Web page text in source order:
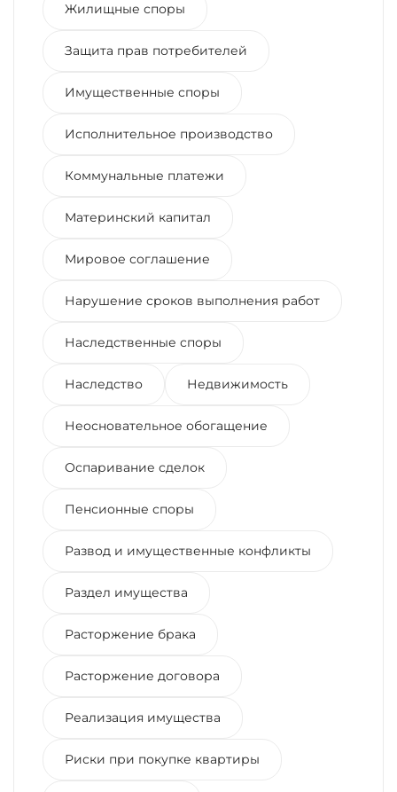
Жилищные споры
Защита прав потребителей
Имущественные споры
Исполнительное производство
Коммунальные платежи
Материнский капитал
Мировое соглашение
Нарушение сроков выполнения работ
Наследственные споры
Наследство Недвижимость
Неосновательное обогащение
Оспаривание сделок
Пенсионные споры
Развод и имущественные конфликты
Раздел имущества
Расторжение брака
Расторжение договора
Реализация имущества
Риски при покупке квартиры